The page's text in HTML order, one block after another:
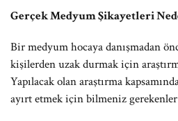
Gerçek Medyum Şikayetleri
Bir medyum hocaya danışmadan
kişilerden uzak durmak için
Yapılacak olan araştırma
ayırt etmek için bilmeniz